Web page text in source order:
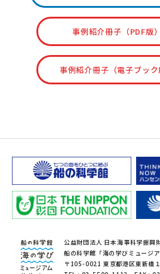
事例紹介冊子（PDF版
事例紹介冊子（電子ブッ
公益財団法人 日本海事科学振興
船の科学館「海の学びミュージ
〒105-0021 東京都港区東新橋